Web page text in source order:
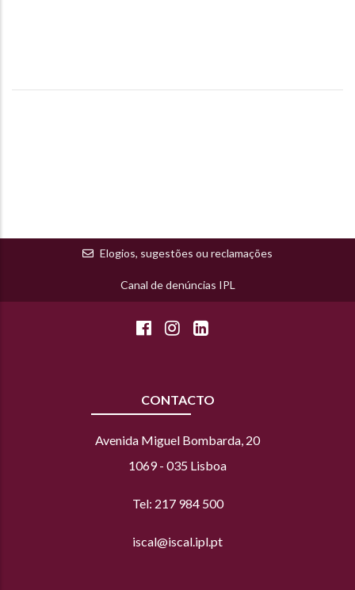
Elogios, sugestões ou reclamações
Canal de denúncias IPL
CONTACTO
Avenida Miguel Bombarda, 20
1069 - 035 Lisboa
Tel: 217 984 500
iscal@iscal.ipl.pt